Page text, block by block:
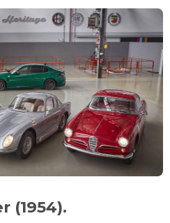
(1954).